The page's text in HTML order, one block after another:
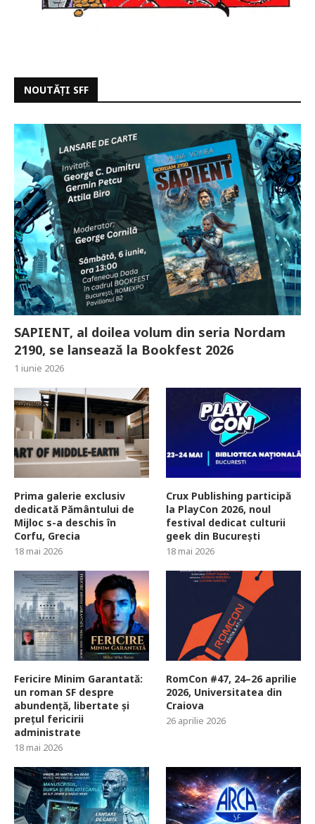
NOUTĂȚI SFF
SAPIENT, al doilea volum din seria Nordam
2190, se lansează la Bookfest 2026
1 iunie 2026
Prima galerie exclusiv
dedicată Pământului de
Mijloc s-a deschis în
Corfu, Grecia
18 mai 2026
Crux Publishing participă
la PlayCon 2026, noul
festival dedicat culturii
geek din București
18 mai 2026
Fericire Minim Garantată:
un roman SF despre
abundență, libertate și
prețul fericirii
administrate
18 mai 2026
RomCon #47, 24–26 aprilie
2026, Universitatea din
Craiova
26 aprilie 2026